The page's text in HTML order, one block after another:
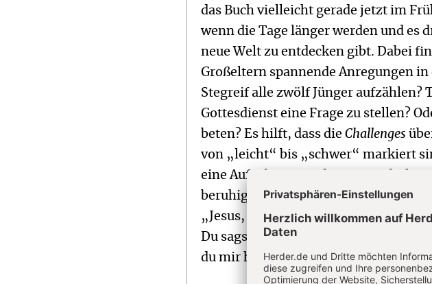
das Buch vielleicht gerade jetzt im
wenn die Tage länger werden und es
neue Welt zu entdecken gibt. Dabei
Großeltern spannende Anregungen
Stegreif alle zwölf Jünger aufzählen?
Gottesdienst eine Frage zu stellen?
beten? Es hilft, dass dieChallenges
von „leicht“ bis „schwer“ markiert
eine Aufgabe stößt, die man nicht
beruhigendes Gebet parat, das wohl
„Jesus, ich komme an meine
Du sagst: ‚Was für Menschen
du mir helfen?“